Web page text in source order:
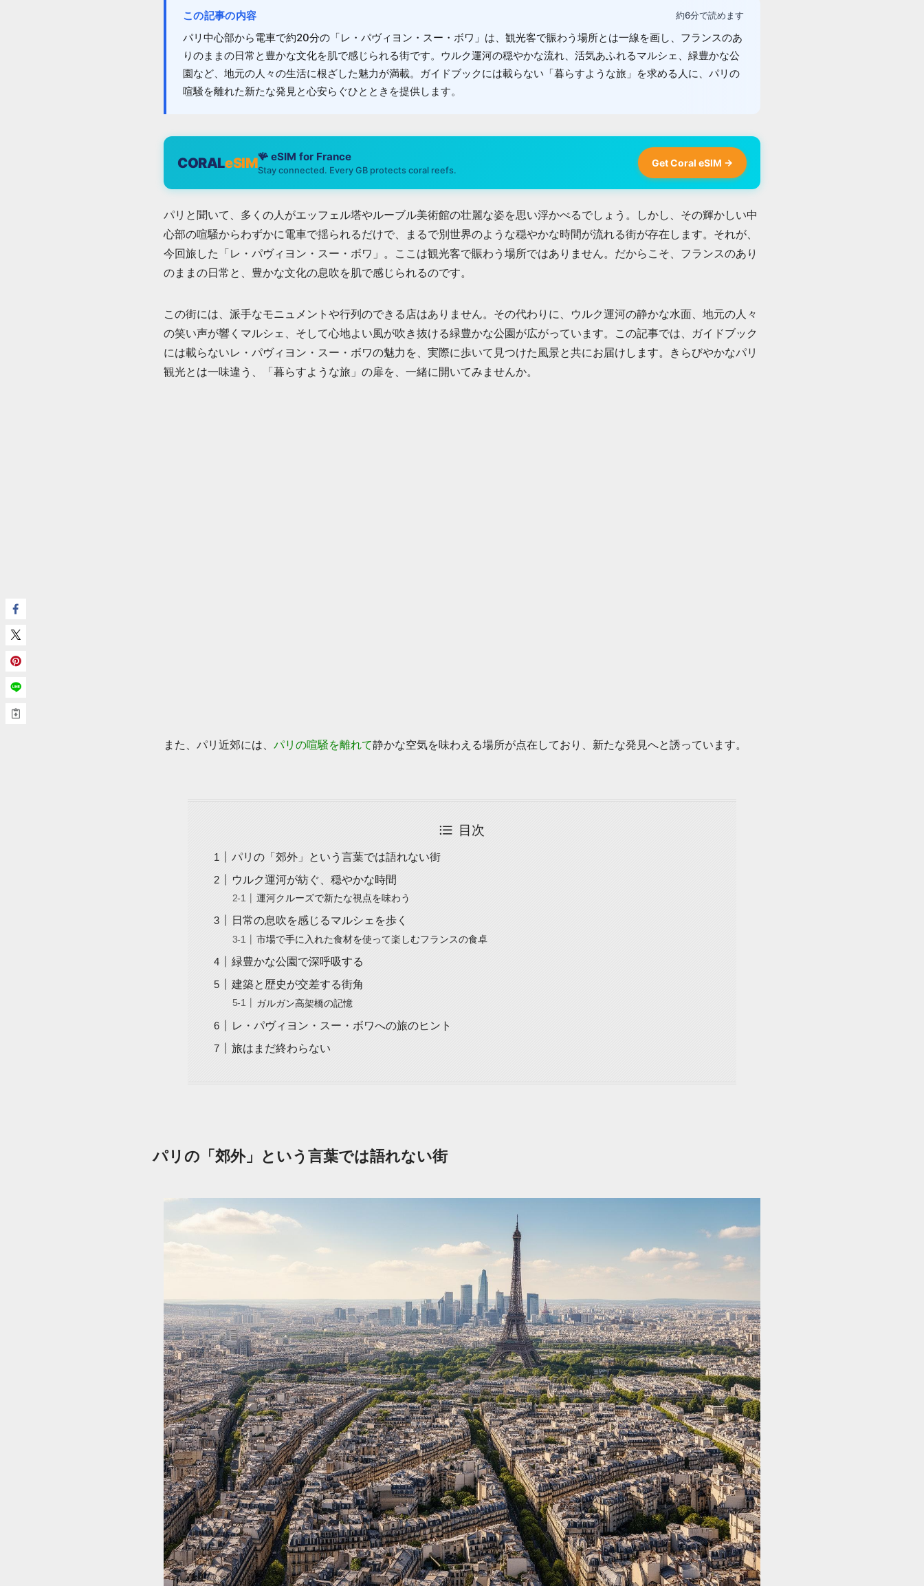
この記事の内容 約6分で読めます
パリ中心部から電車で約20分の「レ・パヴィヨン・スー・ボワ」は、観光客で賑わう場所とは一線を画し、フランスのあ
りのままの日常と豊かな文化を肌で感じられる街です。ウルク運河の穏やかな流れ、活気あふれるマルシェ、緑豊かな公
園など、地元の人々の生活に根ざした魅力が満載。ガイドブックには載らない「暮らすような旅」を求める人に、パリの
喧騒を離れた新たな発見と心安らぐひとときを提供します。
CORALeSIM🪸 eSIM for France
Stay connected. Every GB protects coral reefs.
Get Coral eSIM →
パリと聞いて、多くの人がエッフェル塔やルーブル美術館の壮麗な姿を思い浮かべるでしょう。しかし、その輝かしい中
心部の喧騒からわずかに電車で揺られるだけで、まるで別世界のような穏やかな時間が流れる街が存在します。それが、
今回旅した「レ・パヴィヨン・スー・ボワ」。ここは観光客で賑わう場所ではありません。だからこそ、フランスのあり
のままの日常と、豊かな文化の息吹を肌で感じられるのです。
この街には、派手なモニュメントや行列のできる店はありません。その代わりに、ウルク運河の静かな水面、地元の人々
の笑い声が響くマルシェ、そして心地よい風が吹き抜ける緑豊かな公園が広がっています。この記事では、ガイドブック
には載らないレ・パヴィヨン・スー・ボワの魅力を、実際に歩いて見つけた風景と共にお届けします。きらびやかなパリ
観光とは一味違う、「暮らすような旅」の扉を、一緒に開いてみませんか。
また、パリ近郊には、 パリの喧騒を離れて静かな空気を味わえる場所が点在しており、新たな発見へと誘っています。
目次
パリの「郊外」という言葉では語れない街
ウルク運河が紡ぐ、穏やかな時間
運河クルーズで新たな視点を味わう
日常の息吹を感じるマルシェを歩く
市場で手に入れた食材を使って楽しむフランスの食卓
緑豊かな公園で深呼吸する
建築と歴史が交差する街角
ガルガン高架橋の記憶
レ・パヴィヨン・スー・ボワへの旅のヒント
旅はまだ終わらない
パリの「郊外」という言葉では語れない街